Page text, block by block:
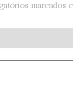
marcados